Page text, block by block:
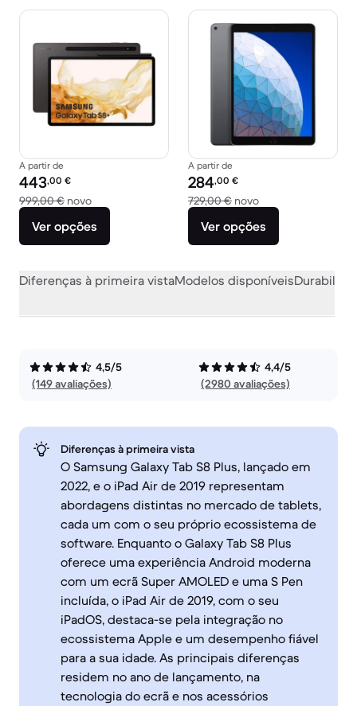
A partir de
Preço recondicionado:
443,00 €
999,00 € novoVersus 999,00 € novo
Ver opções
A partir de
Preço recondicionado:
284,00 €
729,00 € novoVersus 729,00 €
Ver opções
Diferenças à primeira vistaModelos disponíveis
4,5/5
(149 avaliações)
4,4/5
(2980 avaliações)
Diferenças à primeira vista
O Samsung Galaxy Tab S8 Plus, lançado em
2022, e o iPad Air de 2019 representam
abordagens distintas no mercado de tablets,
cada um com o seu próprio ecossistema de
software. Enquanto o Galaxy Tab S8 Plus
oferece uma experiência Android moderna
com um ecrã Super AMOLED e uma S Pen
incluída, o iPad Air de 2019, com o seu
iPadOS, destaca-se pela integração no
ecossistema Apple e um desempenho fiável
para a sua idade. As principais diferenças
residem no ano de lançamento, na
tecnologia do ecrã e nos acessórios